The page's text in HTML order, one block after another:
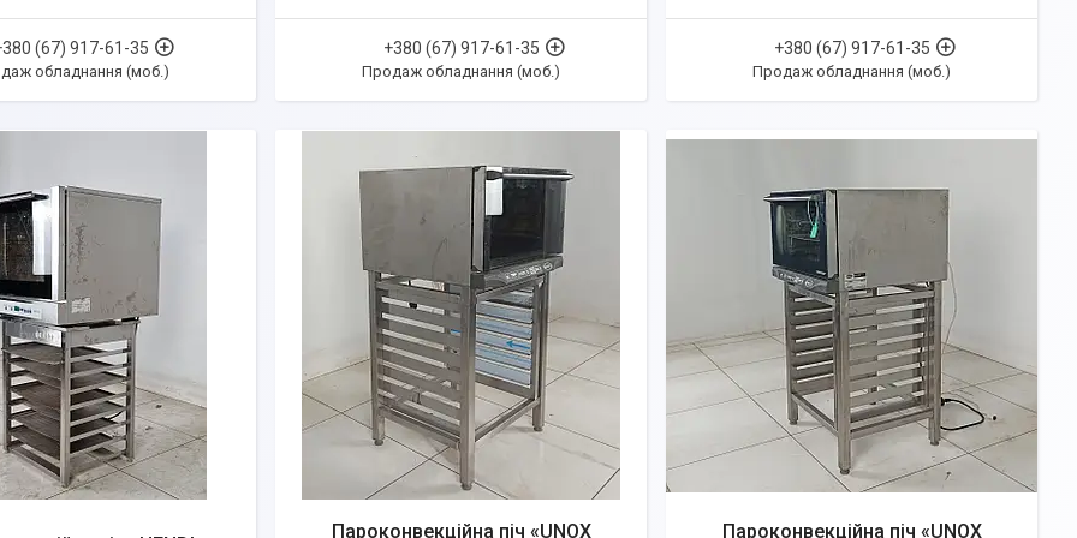
(67) 917-61-35
обладнання (моб.)
+380 (67) 917-61-35
Продаж обладнання (моб.)
+380 (67) 917-61-35
Продаж обладнання (моб.)
Пароконвекційна піч «UNOX Пароконвекційна піч «UNOX